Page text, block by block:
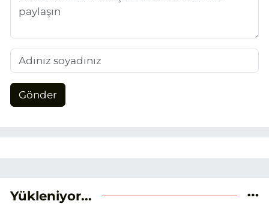
Gönder
Yükleniyor...